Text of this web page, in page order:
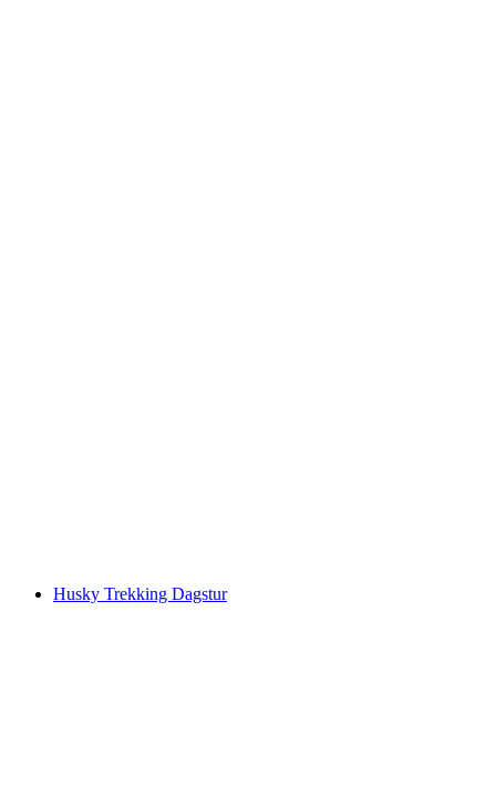
Husky Trekking Dagstur